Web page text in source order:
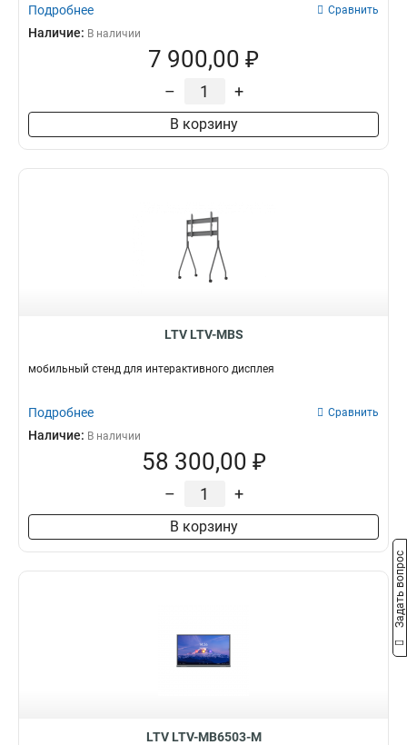
Подробнее Сравнить
Наличие: В наличии
7 900,00 ₽
– +
В корзину
LTV LTV-MBS
мобильный стенд для интерактивного дисплея
Подробнее Сравнить
Наличие: В наличии
58 300,00 ₽
– +
В корзину
LTV LTV-MB6503-М
Задать вопрос